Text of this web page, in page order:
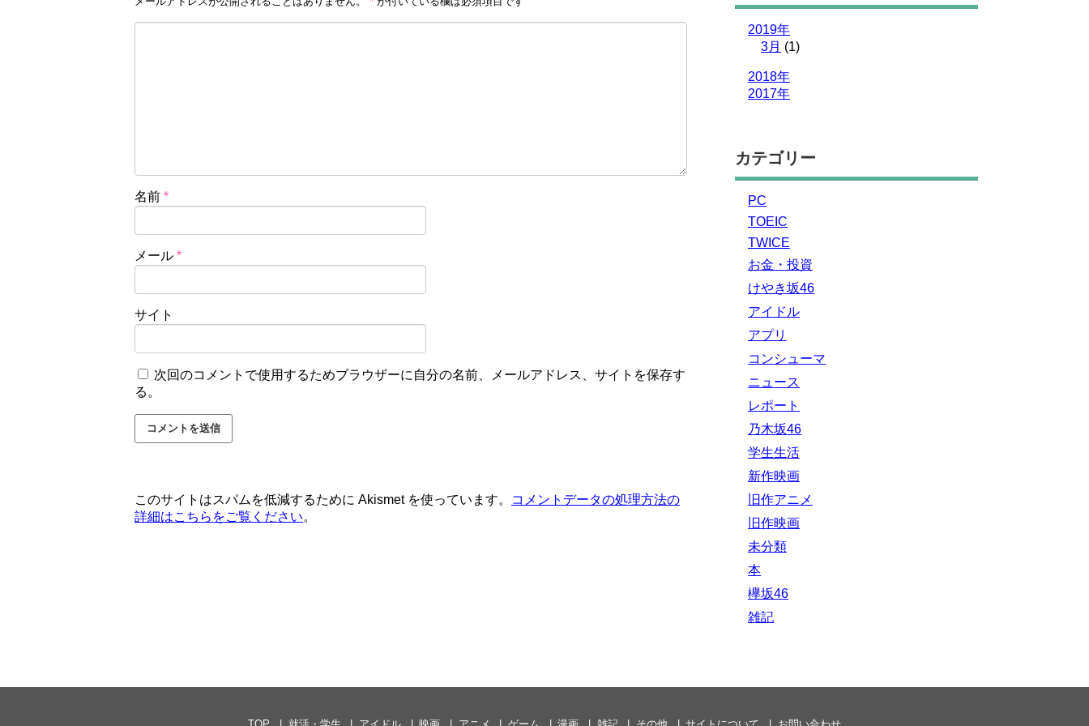
名前 *
メール *
サイト
次回のコメントで使用するためブラウザーに自分の名前、メールアドレス、サイトを保存す
る。
このサイトはスパムを低減するために Akismet を使っています。
コメントデータの処理方法の
詳細はこちらをご覧ください。
2019年
3月 (1)
2018年
2017年
カテゴリー
PC
TOEIC
TWICE
お金・投資
けやき坂46
アイドル
アプリ
コンシューマ
ニュース
レポート
乃木坂46
学生生活
新作映画
旧作アニメ
旧作映画
未分類
本
欅坂46
雑記